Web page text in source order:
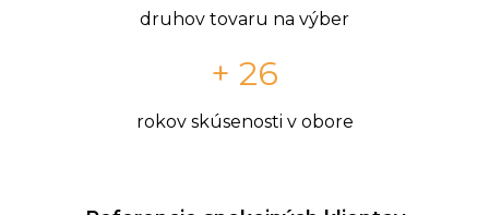
druhov tovaru na výber
+ 26
rokov skúsenosti v obore